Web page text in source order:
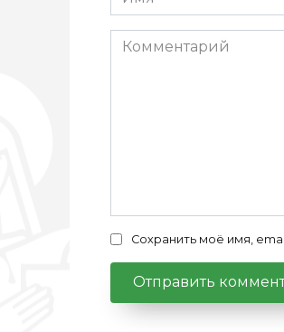
*
Комментарий
Сохранить моё имя,